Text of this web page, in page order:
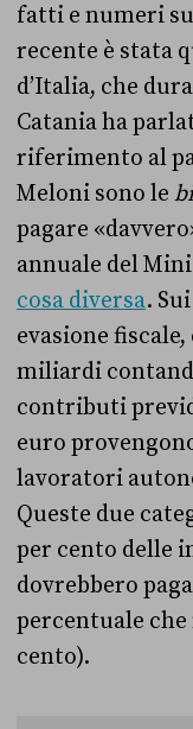
fatti e numeri
recente è stata
d’Italia, che
Catania ha
riferimento al
Meloni sono le
pagare
annuale del
cosa diversa.
evasione fiscale,
miliardi
contributi
euro
lavoratori
Queste due
per cento delle
dovrebbero
percentuale che
cento).